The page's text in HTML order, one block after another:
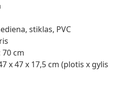
stiklas, PVC
cm
x 47 x 17,5 cm (plotis x gylis